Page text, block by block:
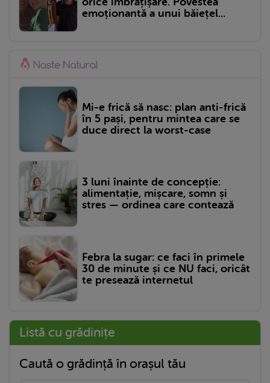
emoționantă a unui băiețel...
Mi-e frică să nasc: plan anti-frică
în 5 pași, pentru mintea care se
duce direct la worst-case
3 luni înainte de concepție:
alimentație, mișcare, somn și
stres — ordinea care contează
Febra la sugar: ce faci în primele
30 de minute și ce NU faci, oricât
te presează internetul
Listă cu grădinițe
Caută o grădință în orașul tău